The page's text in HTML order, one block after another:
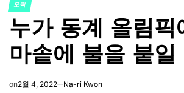
POSTED
IN
오락
누가 동계 올림픽
마솥에 불을 붙일
on2월 4, 2022 Na-ri Kwon